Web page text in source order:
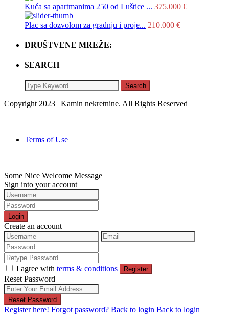
Kuća sa apartmanima 250 od Luštice ... 375.000 €
Plac sa dozvolom za gradnju i proje... 210.000 €
DRUŠTVENE MREŽE:
SEARCH
Search
Copyright 2023 | Kamin nekretnine. All Rights Reserved
Terms of Use
Some Nice Welcome Message
Sign into your account
Login
Create an account
I agree with terms & conditions Register
Reset Password
Reset Password
Register here! Forgot password? Back to login Back to login